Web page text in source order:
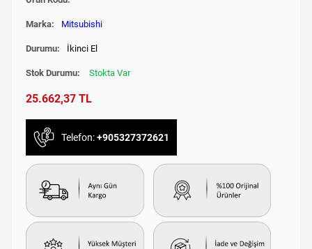
Marka: Mitsubishi
Durumu: İkinci El
Stok Durumu: Stokta Var
25.662,37 TL
Telefon:+905327372621